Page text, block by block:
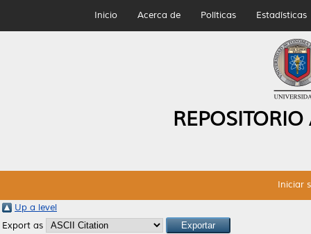
Inicio Acerca de Políticas Estadísticas
Iniciar
Up a level
Export as